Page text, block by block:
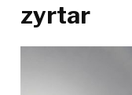
zyrtar